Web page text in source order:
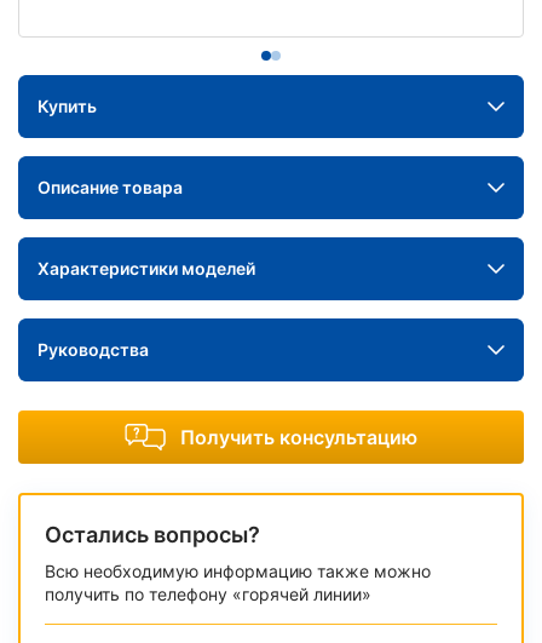
Купить
Описание товара
Характеристики моделей
Руководства
Получить консультацию
Остались вопросы?
Всю необходимую информацию также можно
получить по телефону «горячей линии»